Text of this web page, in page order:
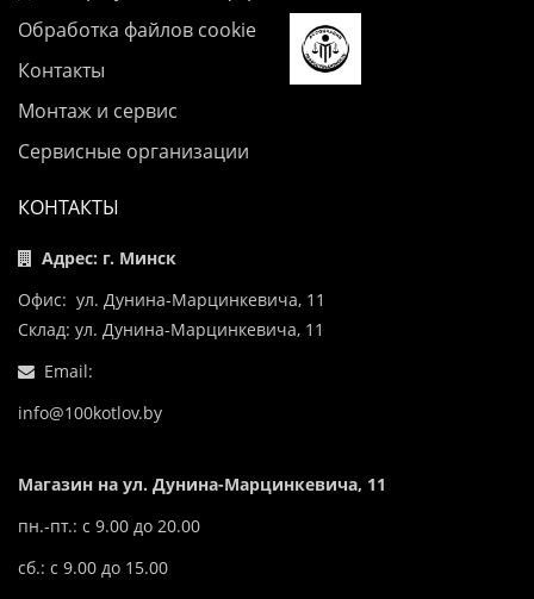
Обработка файлов cookie
Контакты
Монтаж и сервис
Сервисные организации
КОНТАКТЫ
Адрес: г. Минск
Офис: ул. Дунина-Марцинкевича, 11
Склад: ул. Дунина-Марцинкевича, 11
Email:
info@100kotlov.by
Магазин на ул. Дунина-Марцинкевича, 11
пн.-пт.: с 9.00 до 20.00
сб.: с 9.00 до 15.00